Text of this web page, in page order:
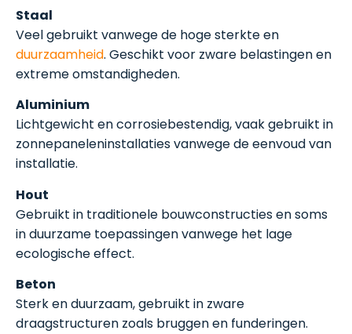
Staal
Veel gebruikt vanwege de hoge sterkte en
duurzaamheid. Geschikt voor zware belastingen en
extreme omstandigheden.
Aluminium
Lichtgewicht en corrosiebestendig, vaak gebruikt in
zonnepaneleninstallaties vanwege de eenvoud van
installatie.
Hout
Gebruikt in traditionele bouwconstructies en soms
in duurzame toepassingen vanwege het lage
ecologische effect.
Beton
Sterk en duurzaam, gebruikt in zware
draagstructuren zoals bruggen en funderingen.